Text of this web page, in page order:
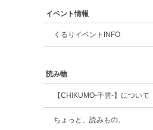
イベント情報
くるりイベントINFO
読み物
【CHIKUMO-千雲-】について
ちょっと、読みもの。